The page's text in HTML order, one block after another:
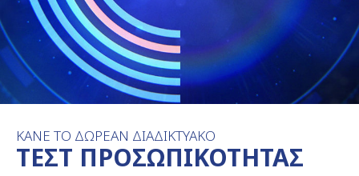
ΚΑΝΕ ΤΟ ΔΩΡΕΑΝ ΔΙΑΔΙΚΤΥΑΚΟ
ΤΕΣΤ ΠΡΟΣΩΠΙΚΟΤΗΤΑΣ